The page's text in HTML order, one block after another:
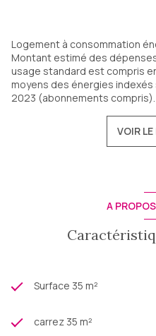
Logement à consommation
Montant estimé des
usage standard est compris
moyens des énergies
2023 (abonnements compris).
VOIR
A
Surface 35 m²
carrez 35 m²